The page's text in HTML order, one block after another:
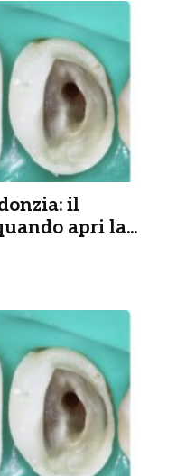
il
apri la...